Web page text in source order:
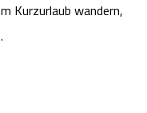
Kurzurlaub wandern,